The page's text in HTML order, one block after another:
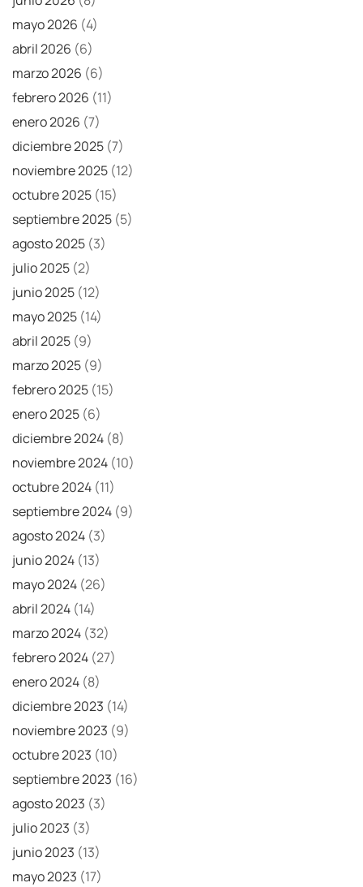
mayo 2026 (4)
abril 2026 (6)
marzo 2026 (6)
febrero 2026 (11)
enero 2026 (7)
diciembre 2025 (7)
noviembre 2025 (12)
octubre 2025 (15)
septiembre 2025 (5)
agosto 2025 (3)
julio 2025 (2)
junio 2025 (12)
mayo 2025 (14)
abril 2025 (9)
marzo 2025 (9)
febrero 2025 (15)
enero 2025 (6)
diciembre 2024 (8)
noviembre 2024 (10)
octubre 2024 (11)
septiembre 2024 (9)
agosto 2024 (3)
junio 2024 (13)
mayo 2024 (26)
abril 2024 (14)
marzo 2024 (32)
febrero 2024 (27)
enero 2024 (8)
diciembre 2023 (14)
noviembre 2023 (9)
octubre 2023 (10)
septiembre 2023 (16)
agosto 2023 (3)
julio 2023 (3)
junio 2023 (13)
mayo 2023 (17)